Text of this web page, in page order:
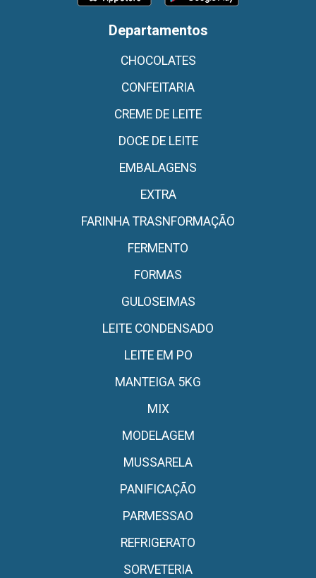
Departamentos
CHOCOLATES
CONFEITARIA
CREME DE LEITE
DOCE DE LEITE
EMBALAGENS
EXTRA
FARINHA TRASNFORMAÇÃO
FERMENTO
FORMAS
GULOSEIMAS
LEITE CONDENSADO
LEITE EM PO
MANTEIGA 5KG
MIX
MODELAGEM
MUSSARELA
PANIFICAÇÃO
PARMESSAO
REFRIGERATO
SORVETERIA